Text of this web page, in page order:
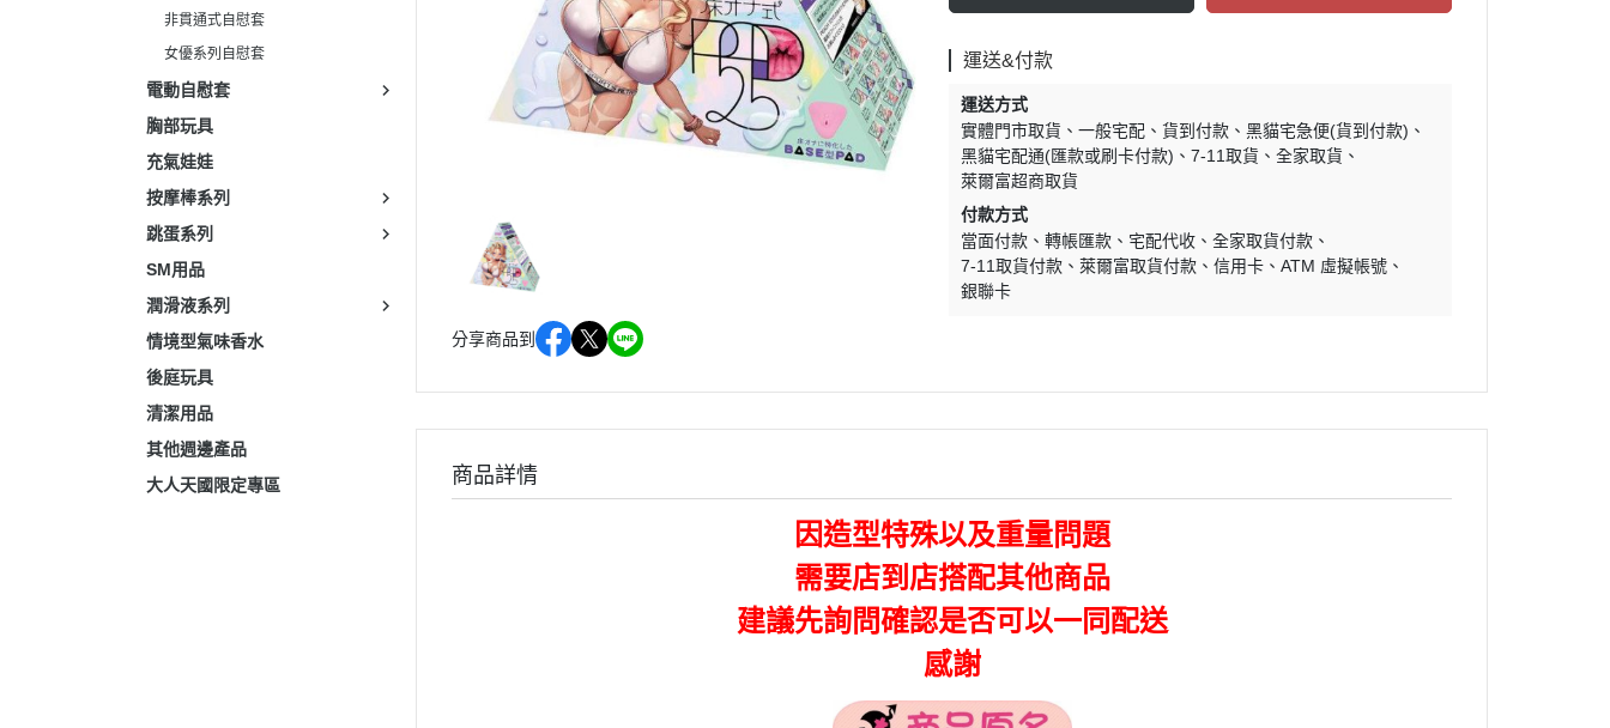
非貫通式自慰套
女優系列自慰套
電動自慰套
胸部玩具
充氣娃娃
按摩棒系列
跳蛋系列
SM用品
潤滑液系列
情境型氣味香水
後庭玩具
清潔用品
其他週邊產品
大人天國限定專區
分享商品到
運送&付款
運送方式
實體門市取貨
一般宅配 貨到付款
黑貓宅急便(貨到付款)
黑貓宅配通(匯款或刷卡付款)
7-11取貨
全家取貨
萊爾富超商取貨
付款方式
當面付款
轉帳匯款 宅配代收
全家取貨付款
7-11取貨付款
萊爾富取貨付款 信用卡
ATM 虛擬帳號
銀聯卡
商品詳情
因造型特殊以及重量問題
需要店到店搭配其他商品
建議先詢問確認是否可以一同配送
感謝